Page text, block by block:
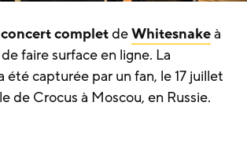
concert completdeWhitesnakeà
faire surface en ligne. La
été capturée par un fan, le 17 juillet
de Crocus à Moscou, en Russie.